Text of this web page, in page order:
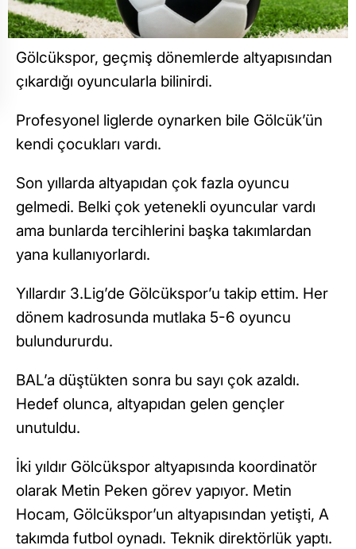
Gölcükspor, geçmiş dönemlerde altyapısından
çıkardığı oyuncularla bilinirdi.
Profesyonel liglerde oynarken bile Gölcük’ün
kendi çocukları vardı.
Son yıllarda altyapıdan çok fazla oyuncu
gelmedi. Belki çok yetenekli oyuncular vardı
ama bunlarda tercihlerini başka takımlardan
yana kullanıyorlardı.
Yıllardır 3.Lig’de Gölcükspor’u takip ettim. Her
dönem kadrosunda mutlaka 5-6 oyuncu
bulundururdu.
BAL’a düştükten sonra bu sayı çok azaldı.
Hedef olunca, altyapıdan gelen gençler
unutuldu.
İki yıldır Gölcükspor altyapısında koordinatör
olarak Metin Peken görev yapıyor. Metin
Hocam, Gölcükspor’un altyapısından yetişti, A
takımda futbol oynadı. Teknik direktörlük yaptı.